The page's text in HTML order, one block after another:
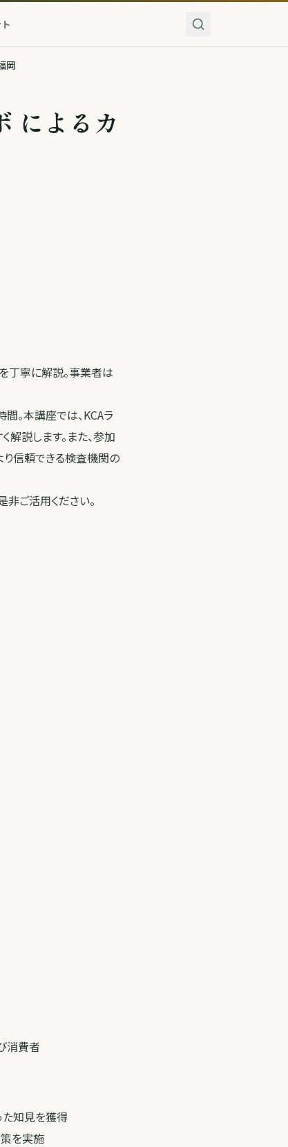
岡
によるカ
丁寧に解説。事業者は
。本講座では、KCAラ
説します。また、参加
信頼できる検査機関の
ご活用ください。
消費者
た知見を獲得
を実施